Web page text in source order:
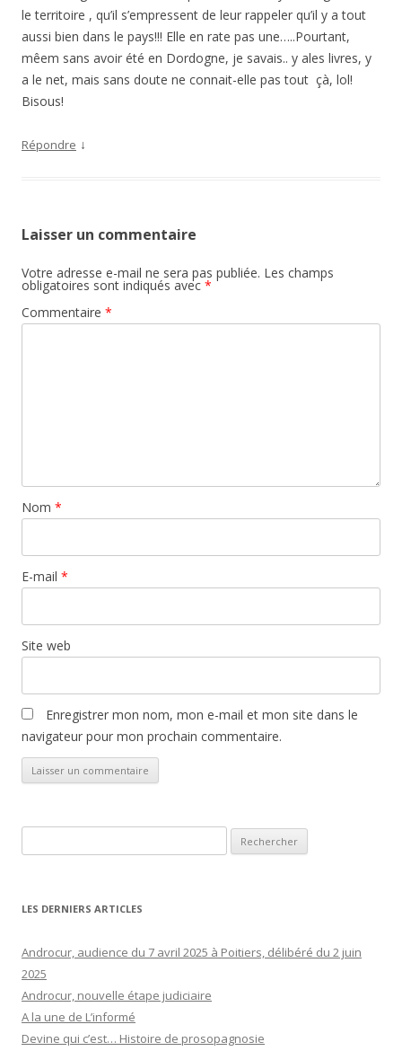
le territoire , qu’il s’empressent de leur rappeler qu’il y a tout
aussi bien dans le pays!!! Elle en rate pas une…..Pourtant,
mêem sans avoir été en Dordogne, je savais.. y ales livres, y
a le net, mais sans doute ne connait-elle pas tout çà, lol!
Bisous!
Répondre ↓
Laisser un commentaire
Votre adresse e-mail ne sera pas publiée. Les champs
obligatoires sont indiqués avec *
Commentaire *
Nom *
E-mail *
Site web
Enregistrer mon nom, mon e-mail et mon site dans le
navigateur pour mon prochain commentaire.
LES DERNIERS ARTICLES
Androcur, audience du 7 avril 2025 à Poitiers, délibéré du 2 juin
2025
Androcur, nouvelle étape judiciaire
A la une de L’informé
Devine qui c’est… Histoire de prosopagnosie